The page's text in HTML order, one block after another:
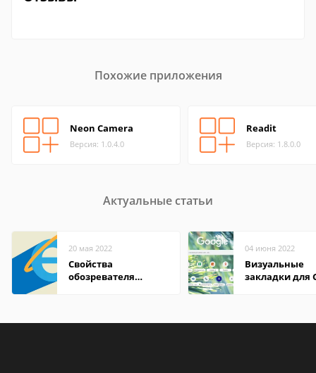
Похожие приложения
Neon Camera
Версия: 1.0.4.0
Readit
Версия: 1.8.0.0
Актуальные статьи
20 мая 2022
Свойства
обозревателя
04 июня 2022
Визуальные
закладки для